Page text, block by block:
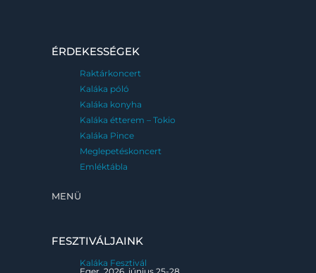
ÉRDEKESSÉGEK
Raktárkoncert
Kaláka póló
Kaláka konyha
Kaláka étterem – Tokio
Kaláka Pince
Meglepetéskoncert
Emléktábla
MENÜ
FESZTIVÁLJAINK
Kaláka Fesztivál